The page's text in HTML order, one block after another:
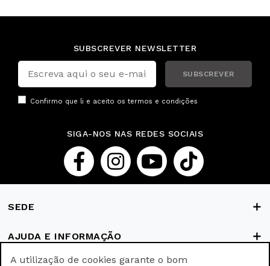
SUBSCREVER NEWSLETTER
SUBSCREVER
Confirmo que li e aceito os termos e condições
SIGA-NOS NAS REDES SOCIAIS
SEDE
AJUDA E INFORMAÇÃO
A utilização de cookies garante o bom